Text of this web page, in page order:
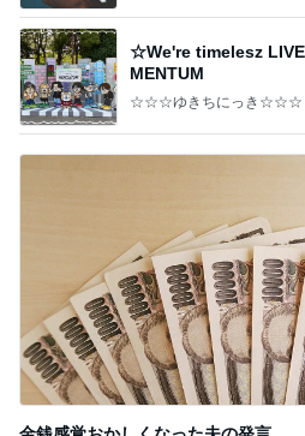
☆We're timelesz
MENTUM
☆☆☆ゆきちにっき☆☆☆